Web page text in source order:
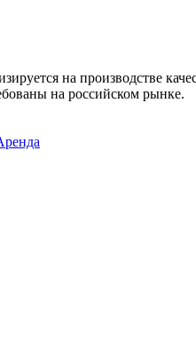
на производстве
на российском рынке.